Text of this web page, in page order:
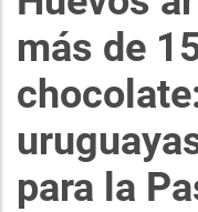
más de
para la